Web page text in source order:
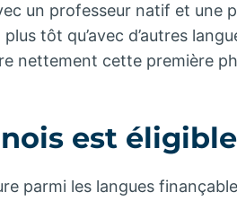
un professeur natif et une
tôt qu’avec d’autres
nettement cette première
est
parmi les langues